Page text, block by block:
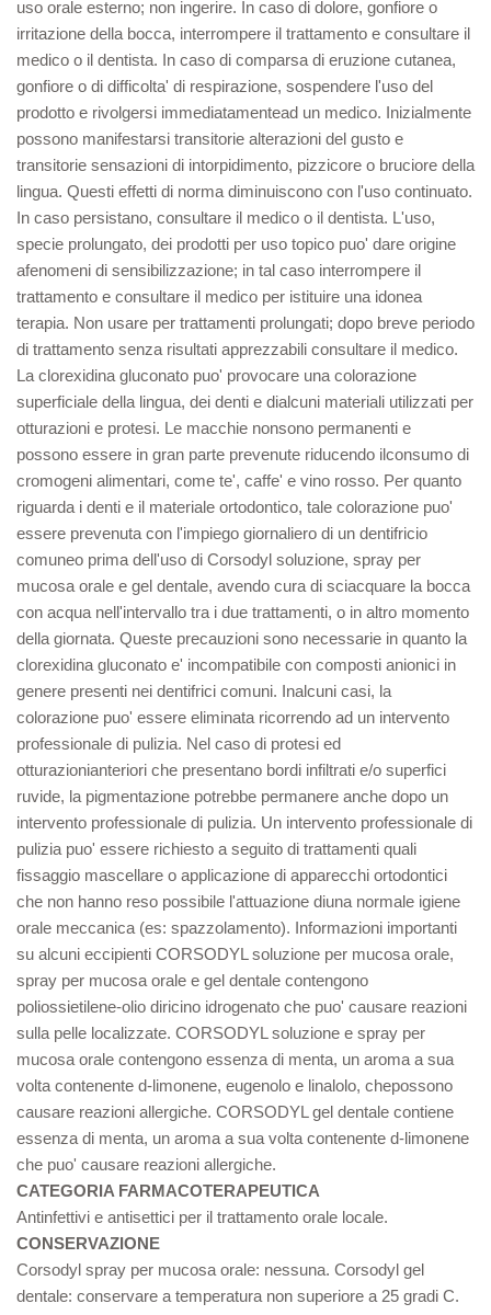
uso orale esterno; non ingerire. In caso di dolore, gonfiore o
irritazione della bocca, interrompere il trattamento e consultare il
medico o il dentista. In caso di comparsa di eruzione cutanea,
gonfiore o di difficolta' di respirazione, sospendere l'uso del
prodotto e rivolgersi immediatamentead un medico. Inizialmente
possono manifestarsi transitorie alterazioni del gusto e
transitorie sensazioni di intorpidimento, pizzicore o bruciore della
lingua. Questi effetti di norma diminuiscono con l'uso continuato.
In caso persistano, consultare il medico o il dentista. L'uso,
specie prolungato, dei prodotti per uso topico puo' dare origine
afenomeni di sensibilizzazione; in tal caso interrompere il
trattamento e consultare il medico per istituire una idonea
terapia. Non usare per trattamenti prolungati; dopo breve periodo
di trattamento senza risultati apprezzabili consultare il medico.
La clorexidina gluconato puo' provocare una colorazione
superficiale della lingua, dei denti e dialcuni materiali utilizzati per
otturazioni e protesi. Le macchie nonsono permanenti e
possono essere in gran parte prevenute riducendo ilconsumo di
cromogeni alimentari, come te', caffe' e vino rosso. Per quanto
riguarda i denti e il materiale ortodontico, tale colorazione puo'
essere prevenuta con l'impiego giornaliero di un dentifricio
comuneo prima dell'uso di Corsodyl soluzione, spray per
mucosa orale e gel dentale, avendo cura di sciacquare la bocca
con acqua nell'intervallo tra i due trattamenti, o in altro momento
della giornata. Queste precauzioni sono necessarie in quanto la
clorexidina gluconato e' incompatibile con composti anionici in
genere presenti nei dentifrici comuni. Inalcuni casi, la
colorazione puo' essere eliminata ricorrendo ad un intervento
professionale di pulizia. Nel caso di protesi ed
otturazionianteriori che presentano bordi infiltrati e/o superfici
ruvide, la pigmentazione potrebbe permanere anche dopo un
intervento professionale di pulizia. Un intervento professionale di
pulizia puo' essere richiesto a seguito di trattamenti quali
fissaggio mascellare o applicazione di apparecchi ortodontici
che non hanno reso possibile l'attuazione diuna normale igiene
orale meccanica (es: spazzolamento). Informazioni importanti
su alcuni eccipienti CORSODYL soluzione per mucosa orale,
spray per mucosa orale e gel dentale contengono
poliossietilene-olio diricino idrogenato che puo' causare reazioni
sulla pelle localizzate. CORSODYL soluzione e spray per
mucosa orale contengono essenza di menta, un aroma a sua
volta contenente d-limonene, eugenolo e linalolo, chepossono
causare reazioni allergiche. CORSODYL gel dentale contiene
essenza di menta, un aroma a sua volta contenente d-limonene
che puo' causare reazioni allergiche.
CATEGORIA FARMACOTERAPEUTICA
Antinfettivi e antisettici per il trattamento orale locale.
CONSERVAZIONE
Corsodyl spray per mucosa orale: nessuna. Corsodyl gel
dentale: conservare a temperatura non superiore a 25 gradi C.